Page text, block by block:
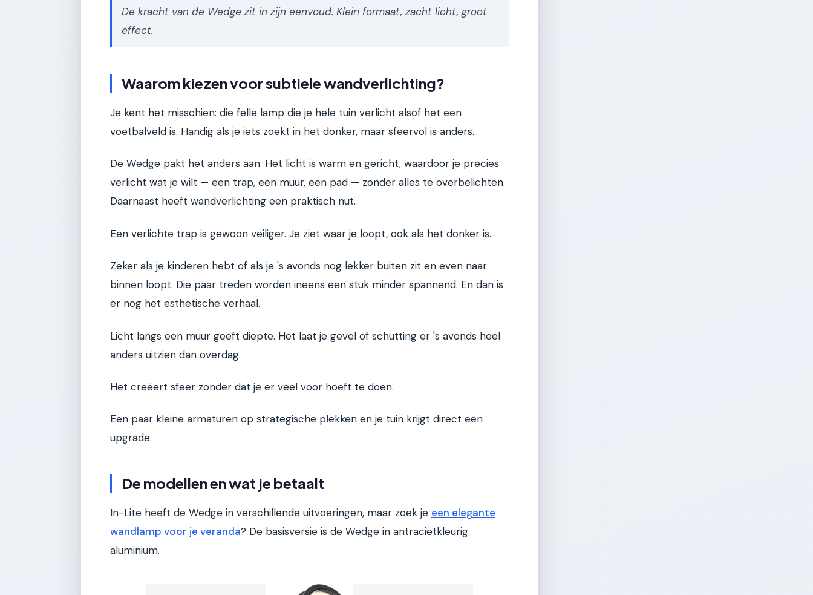
De kracht van de Wedge zit in zijn eenvoud. Klein formaat, zacht licht, groot
effect.
Waarom kiezen voor subtiele wandverlichting?
Je kent het misschien: die felle lamp die je hele tuin verlicht alsof het een
voetbalveld is. Handig als je iets zoekt in het donker, maar sfeervol is anders.
De Wedge pakt het anders aan. Het licht is warm en gericht, waardoor je precies
verlicht wat je wilt — een trap, een muur, een pad — zonder alles te overbelichten.
Daarnaast heeft wandverlichting een praktisch nut.
Een verlichte trap is gewoon veiliger. Je ziet waar je loopt, ook als het donker is.
Zeker als je kinderen hebt of als je 's avonds nog lekker buiten zit en even naar
binnen loopt. Die paar treden worden ineens een stuk minder spannend. En dan is
er nog het esthetische verhaal.
Licht langs een muur geeft diepte. Het laat je gevel of schutting er 's avonds heel
anders uitzien dan overdag.
Het creëert sfeer zonder dat je er veel voor hoeft te doen.
Een paar kleine armaturen op strategische plekken en je tuin krijgt direct een
upgrade.
De modellen en wat je betaalt
In-Lite heeft de Wedge in verschillende uitvoeringen, maar zoek je een elegante
wandlamp voor je veranda? De basisversie is de Wedge in antracietkleurig
aluminium.